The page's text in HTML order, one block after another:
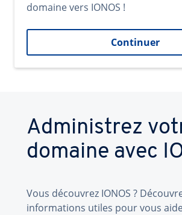
domaine vers IONOS !
Continuer
Administrez
domaine avec
Vous découvrez IONOS ?
informations utiles pour vous